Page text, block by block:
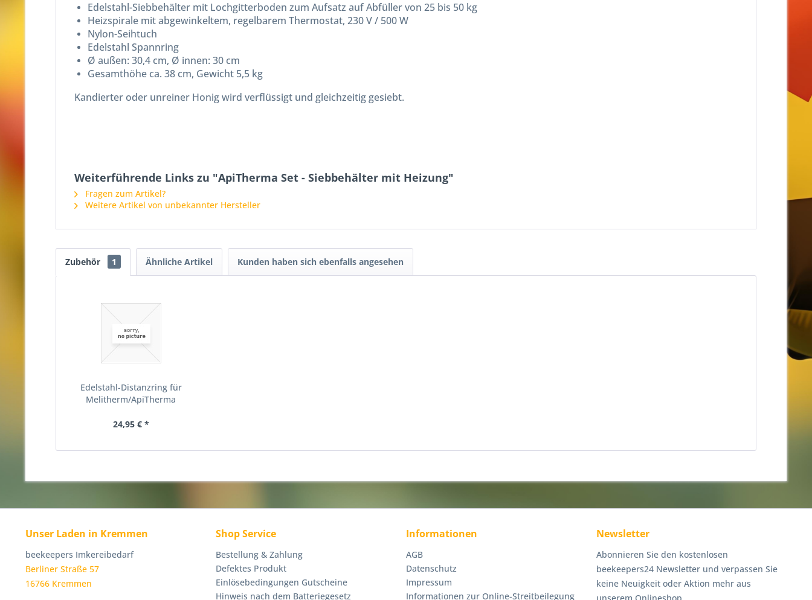
Edelstahl-Siebbehälter mit Lochgitterboden zum Aufsatz auf Abfüller von 25 bis 50 kg
Heizspirale mit abgewinkeltem, regelbarem Thermostat, 230 V / 500 W
Nylon-Seihtuch
Edelstahl Spannring
Ø außen: 30,4 cm, Ø innen: 30 cm
Gesamthöhe ca. 38 cm, Gewicht 5,5 kg
Kandierter oder unreiner Honig wird verflüssigt und gleichzeitig gesiebt.
Weiterführende Links zu "ApiTherma Set - Siebbehälter mit Heizung"
Fragen zum Artikel?
Weitere Artikel von unbekannter Hersteller
Zubehör 1 Ähnliche Artikel Kunden haben sich ebenfalls angesehen
Edelstahl-Distanzring für
Melitherm/ApiTherma
24,95 € *
Unser Laden in Kremmen
beekeepers Imkereibedarf
Berliner Straße 57
16766 Kremmen
Shop Service
Bestellung & Zahlung
Defektes Produkt
Einlösebedingungen Gutscheine
Hinweis nach dem Batteriegesetz
Informationen
AGB
Datenschutz
Impressum
Informationen zur Online-Streitbeilegung
Newsletter
Abonnieren Sie den kostenlosen
beekeepers24 Newsletter und verpassen Sie
keine Neuigkeit oder Aktion mehr aus